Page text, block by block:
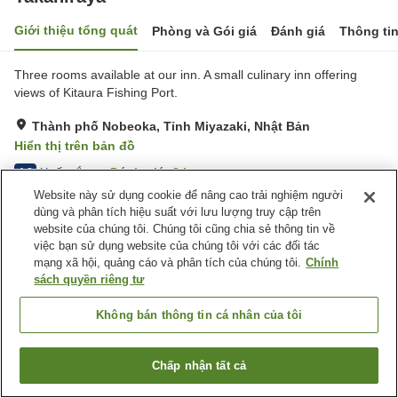
Giới thiệu tổng quát Phòng và Gói giá Đánh giá Thông
Three rooms available at our inn. A small culinary inn offering
views of Kitaura Fishing Port.
Thành phố Nobeoka, Tỉnh Miyazaki, Nhật Bản
Hiển thị trên bản đồ
4.8 Xuất sắc Đánh giá:8lượt
Tiện nghi chỗ nghỉ
Bãi đỗ xe Sảnh tiệc
Trang chủ Nhật Bản Tỉnh Miyazaki
Thành phố Nobeoka
Tìm phòng trống
Website này sử dụng cookie để nâng cao trải nghiệm người
dùng và phân tích hiệu suất với lưu lượng truy cập trên
website của chúng tôi. Chúng tôi cũng chia sẻ thông tin về
việc bạn sử dụng website của chúng tôi với các đối tác
mạng xã hội, quảng cáo và phân tích của chúng tôi. Chính
sách quyền riêng tư
Không bán thông tin cá nhân của tôi
Chấp nhận tất cả